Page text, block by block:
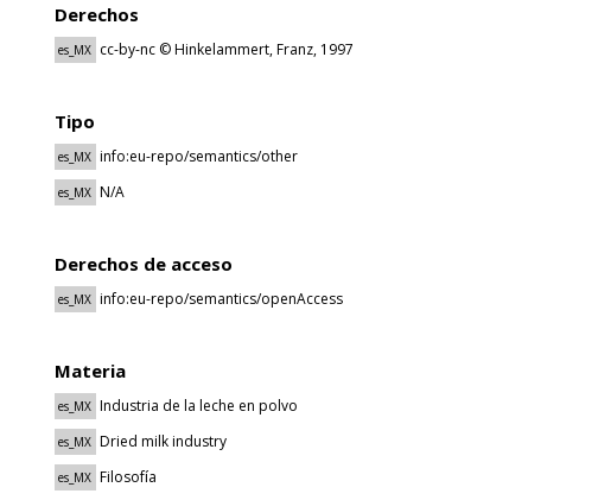
Derechos
es_MX cc-by-nc © Hinkelammert, Franz, 1997
Tipo
es_MX info:eu-repo/semantics/other
es_MX N/A
Derechos de acceso
es_MX info:eu-repo/semantics/openAccess
Materia
es_MX Industria de la leche en polvo
es_MX Dried milk industry
es_MX Filosofía